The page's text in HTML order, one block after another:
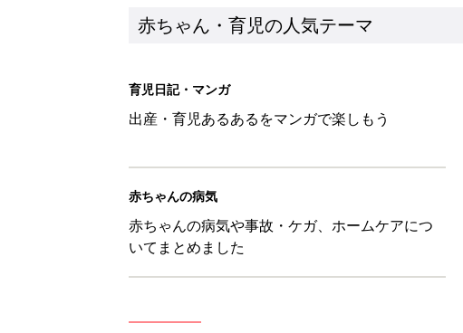
赤ちゃん・育児の人気テーマ
育児日記・マンガ
出産・育児あるあるをマンガで楽しもう
赤ちゃんの病気
赤ちゃんの病気や事故・ケガ、ホームケアにつ
いてまとめました